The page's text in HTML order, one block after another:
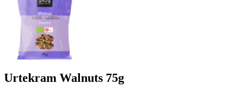
Urtekram Walnuts 75g